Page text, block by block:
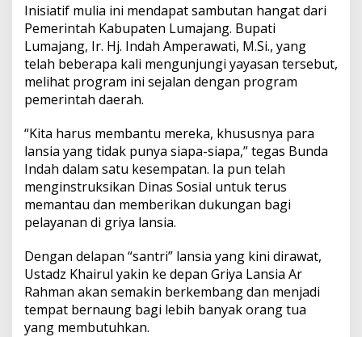
Inisiatif mulia ini mendapat sambutan hangat dari
Pemerintah Kabupaten Lumajang. Bupati
Lumajang, Ir. Hj. Indah Amperawati, M.Si., yang
telah beberapa kali mengunjungi yayasan tersebut,
melihat program ini sejalan dengan program
pemerintah daerah.
“Kita harus membantu mereka, khususnya para
lansia yang tidak punya siapa-siapa,” tegas Bunda
Indah dalam satu kesempatan. Ia pun telah
menginstruksikan Dinas Sosial untuk terus
memantau dan memberikan dukungan bagi
pelayanan di griya lansia.
Dengan delapan “santri” lansia yang kini dirawat,
Ustadz Khairul yakin ke depan Griya Lansia Ar
Rahman akan semakin berkembang dan menjadi
tempat bernaung bagi lebih banyak orang tua
yang membutuhkan.